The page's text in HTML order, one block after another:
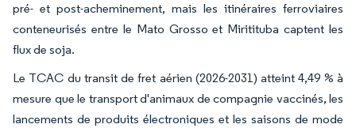
pré- et post-acheminement, mais les itinéraires ferroviaires
conteneurisés entre le Mato Grosso et Miritituba captent les
flux de soja.
Le TCAC du transit de fret aérien (2026-2031) atteint 4,49 % à
mesure que le transport d'animaux de compagnie vaccinés, les
lancements de produits électroniques et les saisons de mode